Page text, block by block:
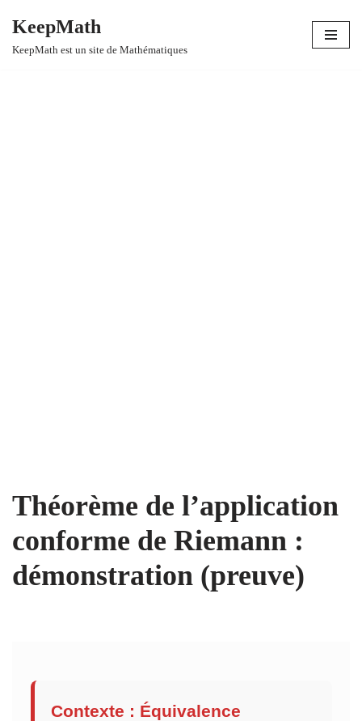
Aller
KeepMath
KeepMath est un site de Mathématiques
Théorème de l’application
conforme de Riemann :
démonstration (preuve)
Contexte : Équivalence